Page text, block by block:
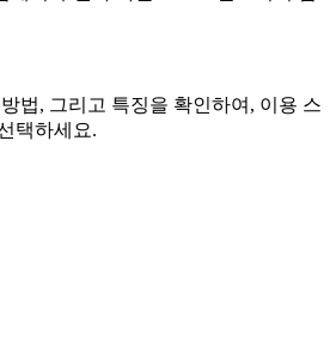
법, 그리고 특징을 확인하여, 이용 스
택하세요.